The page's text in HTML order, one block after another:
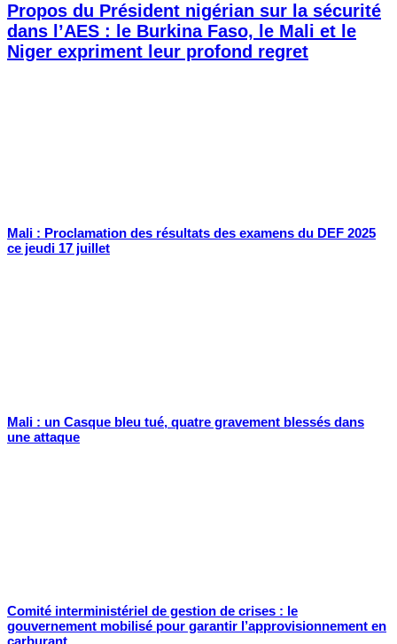
Propos du Président nigérian sur la sécurité
dans l’AES : le Burkina Faso, le Mali et le
Niger expriment leur profond regret
Mali : Proclamation des résultats des examens du DEF 2025
ce jeudi 17 juillet
Mali : un Casque bleu tué, quatre gravement blessés dans
une attaque
Comité interministériel de gestion de crises : le
gouvernement mobilisé pour garantir l’approvisionnement en